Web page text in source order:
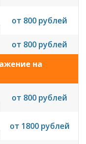
от 800 рублей
от 800 рублей
на
от 800 рублей
от 1800 рублей